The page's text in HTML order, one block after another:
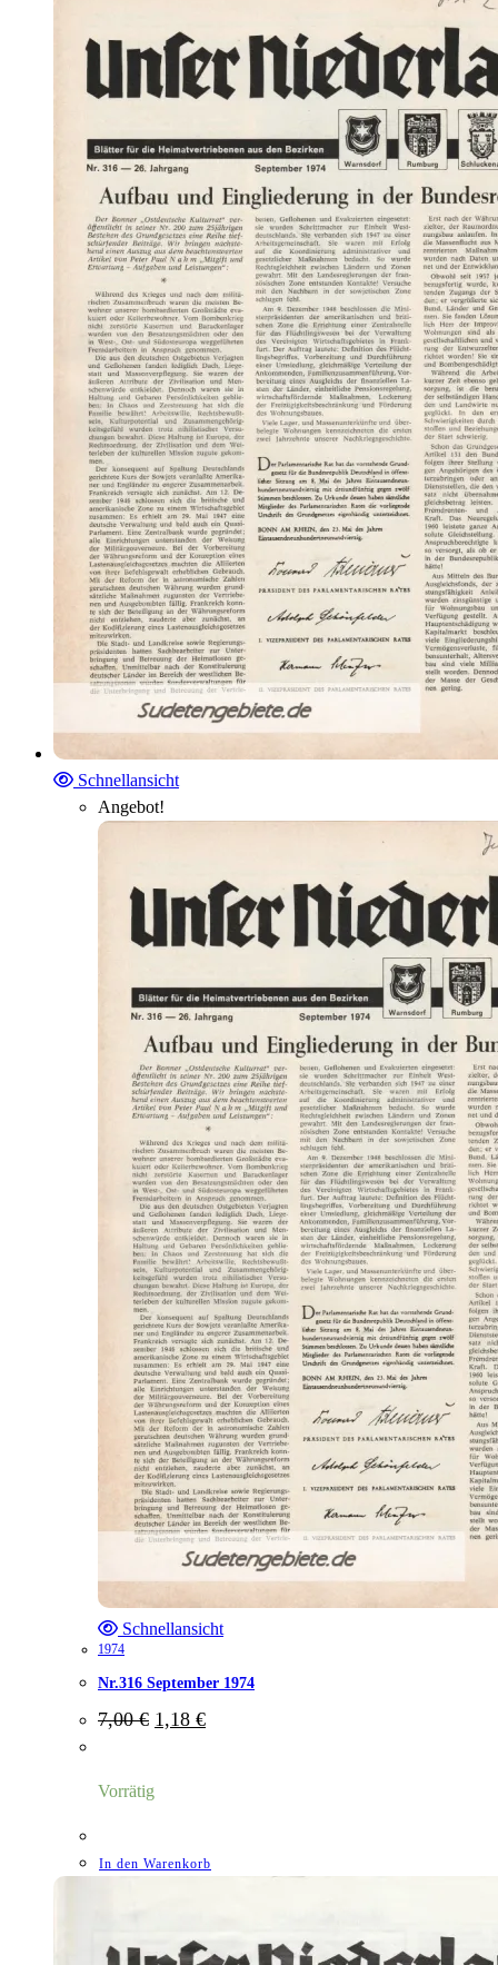
Schnellansicht
Angebot!
Schnellansicht
1974
Nr.316 September 1974
7,00€ Ursprünglicher
Preis
1,18 €Aktueller
Vorrätig
In den Warenkorb